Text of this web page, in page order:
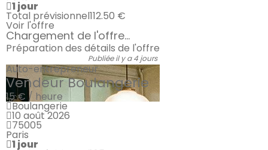
1 jour
Total prévisionnel112.50 €
Voir l'offre
Chargement de l'offre...
Préparation des détails de l'offre
Publiée il y a 4 jours
Auto-entrepreneur
Vendeur Boulangerie
15 € / heure
Boulangerie
10 août 2026
75005
Paris
1 jour